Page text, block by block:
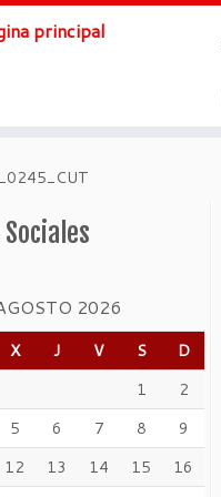
Sociales
2026
X J V S
D
1
2
5 6 7 8
9
12 13 14 15
16